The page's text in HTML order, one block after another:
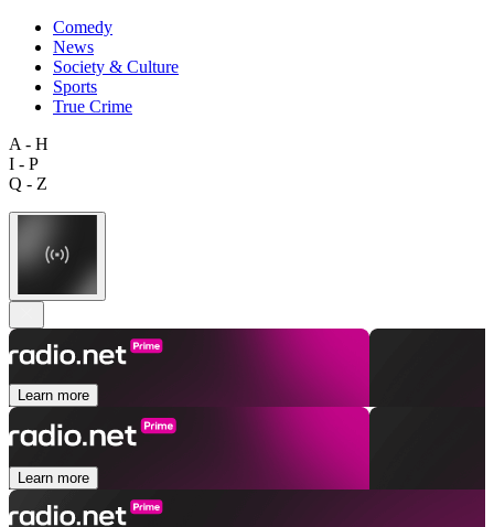
Comedy
News
Society & Culture
Sports
True Crime
A - H
I - P
Q - Z
Learn more
Learn more